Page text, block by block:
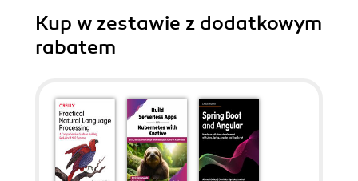
Kup w zestawie z dodatkowym
rabatem